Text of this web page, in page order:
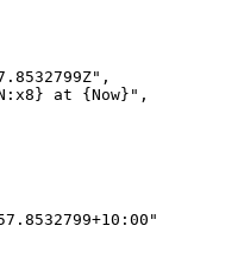
at {Now}",